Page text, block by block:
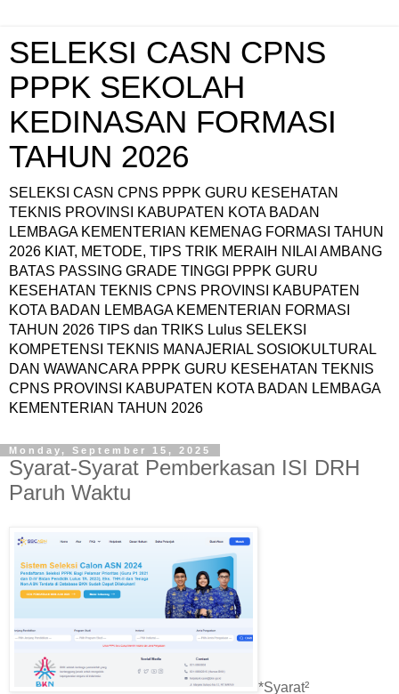
SELEKSI CASN CPNS
PPPK SEKOLAH
KEDINASAN FORMASI
TAHUN 2026
SELEKSI CASN CPNS PPPK GURU KESEHATAN
TEKNIS PROVINSI KABUPATEN KOTA BADAN
LEMBAGA KEMENTERIAN KEMENAG FORMASI TAHUN
2026 KIAT, METODE, TIPS TRIK MERAIH NILAI AMBANG
BATAS PASSING GRADE TINGGI PPPK GURU
KESEHATAN TEKNIS CPNS PROVINSI KABUPATEN
KOTA BADAN LEMBAGA KEMENTERIAN FORMASI
TAHUN 2026 TIPS dan TRIKS Lulus SELEKSI
KOMPETENSI TEKNIS MANAJERIAL SOSIOKULTURAL
DAN WAWANCARA PPPK GURU KESEHATAN TEKNIS
CPNS PROVINSI KABUPATEN KOTA BADAN LEMBAGA
KEMENTERIAN TAHUN 2026
Monday, September 15, 2025
Syarat-Syarat Pemberkasan ISI DRH
Paruh Waktu
*Syarat²